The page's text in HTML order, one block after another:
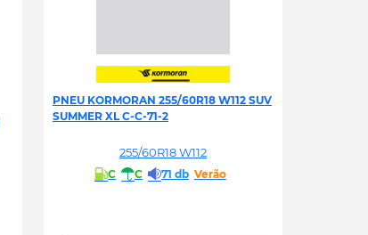
PNEU KORMORAN 255/60R18 W112 SUV
SUMMER XL C-C-71-2
255/60R18 W112
C C 71 db Verão